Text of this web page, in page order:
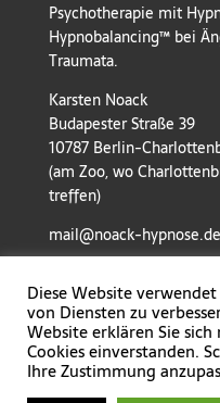
Psychotherapie mit
Hypnobalancing™ bei
Traumata.
Karsten Noack
Budapester Straße 39
10787 Berlin-
(am Zoo, wo
treffen)
mail@noack-hypnose.de
Diese Website
von Diensten zu
Website erklären Sie
Cookies einverstanden.
Ihre Zustimmung